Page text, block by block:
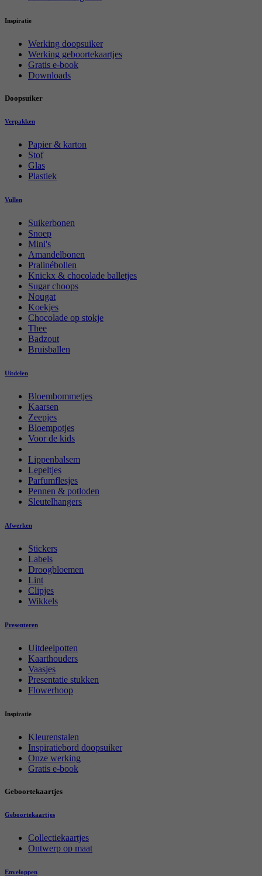
Inspiratie
Werking doopsuiker
Werking geboortekaartjes
Gratis e-book
Downloads
Doopsuiker
Verpakken
Papier & karton
Stof
Glas
Plastiek
Vullen
Suikerbonen
Snoep
Mini's
Amandelbonen
Pralinébollen
Knickx & chocolade balletjes
Sugar choops
Nougat
Koekjes
Chocolade op stokje
Thee
Badzout
Bruisballen
Uitdelen
Bloembommetjes
Kaarsen
Zeepjes
Bloempotjes
Voor de kids
Lippenbalsem
Lepeltjes
Parfumflesjes
Pennen & potloden
Sleutelhangers
Afwerken
Stickers
Labels
Droogbloemen
Lint
Clipjes
Wikkels
Presenteren
Uitdeelpotten
Kaarthouders
Vaasjes
Presentatie stukken
Flowerhoop
Inspiratie
Kleurenstalen
Inspiratiebord doopsuiker
Onze werking
Gratis e-book
Geboortekaartjes
Geboortekaartjes
Collectiekaartjes
Ontwerp op maat
Enveloppen